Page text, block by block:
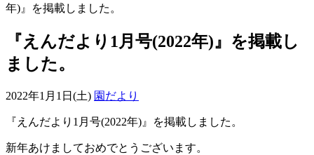
年)』を掲載しました。
『えんだより1月号(2022年)』を掲載し
ました。
2022年1月1日(土) 園だより
『えんだより1月号(2022年)』を掲載しました。
新年あけましておめでとうございます。